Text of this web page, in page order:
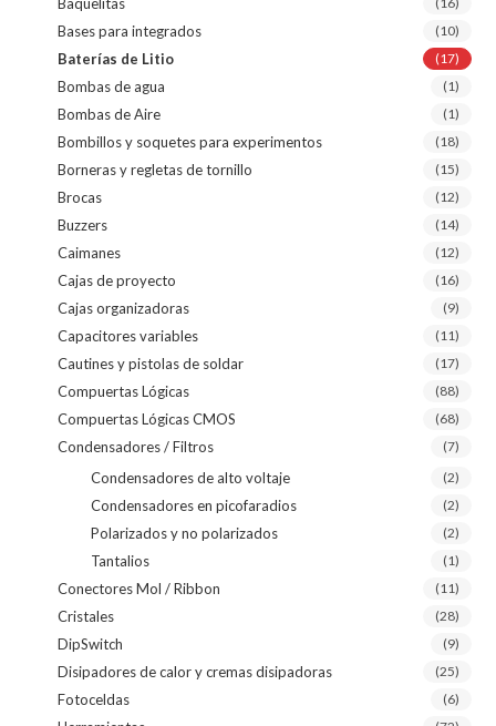
Bases para integrados (10)
Baterías de Litio (17)
Bombas de agua (1)
Bombas de Aire (1)
Bombillos y soquetes para experimentos (18)
Borneras y regletas de tornillo (15)
Brocas (12)
Buzzers (14)
Caimanes (12)
Cajas de proyecto (16)
Cajas organizadoras (9)
Capacitores variables (11)
Cautines y pistolas de soldar (17)
Compuertas Lógicas (88)
Compuertas Lógicas CMOS (68)
Condensadores / Filtros (7)
Condensadores de alto voltaje (2)
Condensadores en picofaradios (2)
Polarizados y no polarizados (2)
Tantalios (1)
Conectores Mol / Ribbon (11)
Cristales (28)
DipSwitch (9)
Disipadores de calor y cremas disipadoras (25)
Fotoceldas (6)